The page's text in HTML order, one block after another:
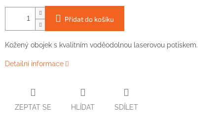
Přidat do košíku
Kožený obojek s kvalitním voděodolnou laserovou potiskem.
Detailní informace
ZEPTAT SE HLÍDAT SDÍLET